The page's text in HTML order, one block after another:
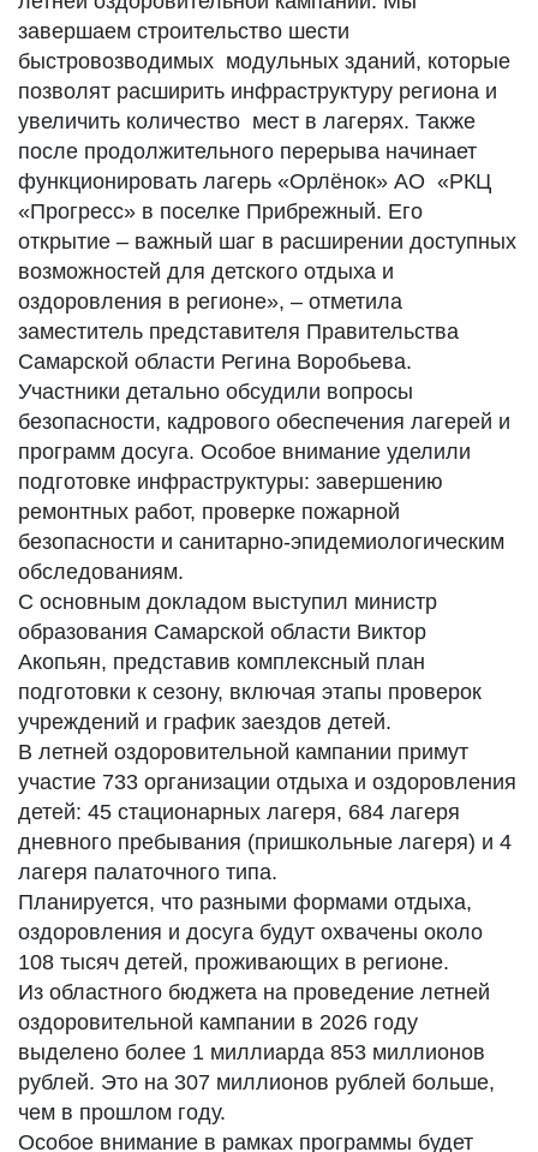
завершаем строительство шести
быстровозводимых модульных зданий, которые
позволят расширить инфраструктуру региона и
увеличить количество мест в лагерях. Также
после продолжительного перерыва начинает
функционировать лагерь «Орлёнок» АО «РКЦ
«Прогресс» в поселке Прибрежный. Его
открытие – важный шаг в расширении доступных
возможностей для детского отдыха и
оздоровления в регионе», – отметила
заместитель представителя Правительства
Самарской области Регина Воробьева.
Участники детально обсудили вопросы
безопасности, кадрового обеспечения лагерей и
программ досуга. Особое внимание уделили
подготовке инфраструктуры: завершению
ремонтных работ, проверке пожарной
безопасности и санитарно-эпидемиологическим
обследованиям.
С основным докладом выступил министр
образования Самарской области Виктор
Акопьян, представив комплексный план
подготовки к сезону, включая этапы проверок
учреждений и график заездов детей.
В летней оздоровительной кампании примут
участие 733 организации отдыха и оздоровления
детей: 45 стационарных лагеря, 684 лагеря
дневного пребывания (пришкольные лагеря) и 4
лагеря палаточного типа.
Планируется, что разными формами отдыха,
оздоровления и досуга будут охвачены около
108 тысяч детей, проживающих в регионе.
Из областного бюджета на проведение летней
оздоровительной кампании в 2026 году
выделено более 1 миллиарда 853 миллионов
рублей. Это на 307 миллионов рублей больше,
чем в прошлом году.
Особое внимание в рамках программы будет